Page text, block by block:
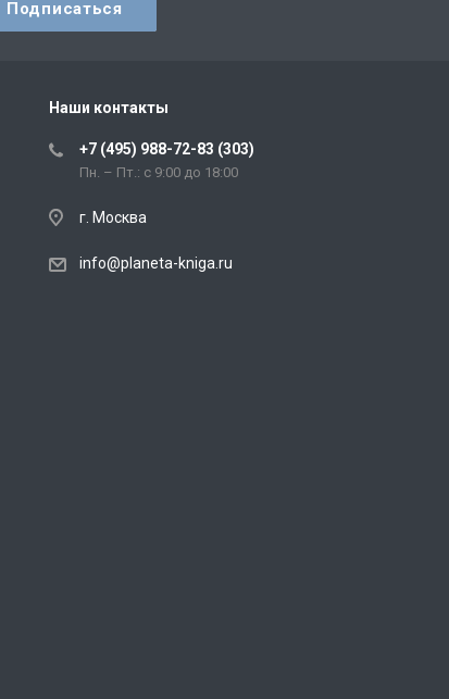
Наши контакты
+7 (495) 988-72-83 (303)
Пн. – Пт.: с 9:00 до 18:00
г. Москва
info@planeta-kniga.ru